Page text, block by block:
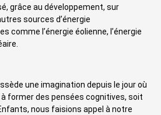
grâce au développement, sur
sources d’énergie
comme l’énergie éolienne, l’énergie
une imagination depuis le jour où
former des pensées cognitives, soit
nous faisions appel à notre